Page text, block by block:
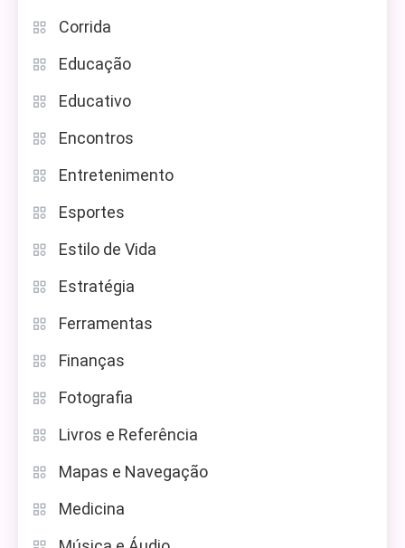
Corrida
Educação
Educativo
Encontros
Entretenimento
Esportes
Estilo de Vida
Estratégia
Ferramentas
Finanças
Fotografia
Livros e Referência
Mapas e Navegação
Medicina